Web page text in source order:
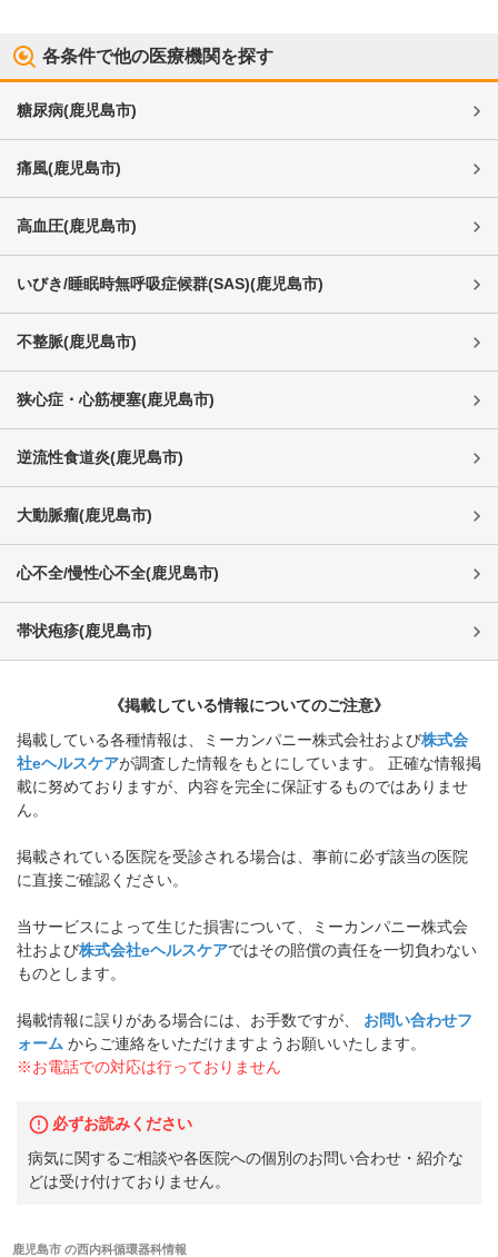
各条件で他の医療機関を探す
糖尿病(鹿児島市)
痛風(鹿児島市)
高血圧(鹿児島市)
いびき/睡眠時無呼吸症候群(SAS)(鹿児島市)
不整脈(鹿児島市)
狭心症・心筋梗塞(鹿児島市)
逆流性食道炎(鹿児島市)
大動脈瘤(鹿児島市)
心不全/慢性心不全(鹿児島市)
帯状疱疹(鹿児島市)
《掲載している情報についてのご注意》
掲載している各種情報は、ミーカンパニー株式会社および株式会
社eヘルスケアが調査した情報をもとにしています。 正確な情報掲
載に努めておりますが、内容を完全に保証するものではありませ
ん。
掲載されている医院を受診される場合は、事前に必ず該当の医院
に直接ご確認ください。
当サービスによって生じた損害について、ミーカンパニー株式会
社および株式会社eヘルスケアではその賠償の責任を一切負わない
ものとします。
掲載情報に誤りがある場合には、お手数ですが、
お問い合わせフ
ォーム からご連絡をいただけますようお願いいたします。
※お電話での対応は行っておりません
必ずお読みください
病気に関するご相談や各医院への個別のお問い合わせ・紹介な
どは受け付けておりません。
鹿児島市の西内科循環器科情報